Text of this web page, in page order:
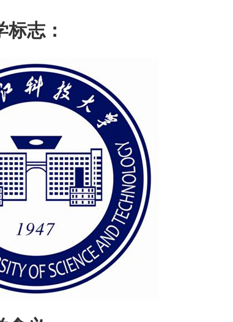
志：